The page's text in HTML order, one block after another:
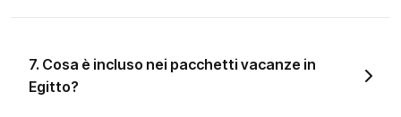
7. Cosa è incluso nei pacchetti vacanze in
Egitto?